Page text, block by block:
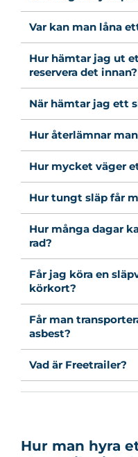
Var kan man låna
Hur hämtar jag ut
reservera det innan?
När hämtar jag ett
Hur återlämnar
Hur mycket väger
Hur tungt släp får
Hur många dagar
rad?
Får jag köra en
körkort?
Får man
asbest?
Vad är Freetrailer?
Hur man hyra